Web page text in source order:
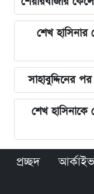
শেখ
সাহাবুদ্দিনের
শেখ হাসিনাকে
প্রচ্ছদ আর্কাইভ